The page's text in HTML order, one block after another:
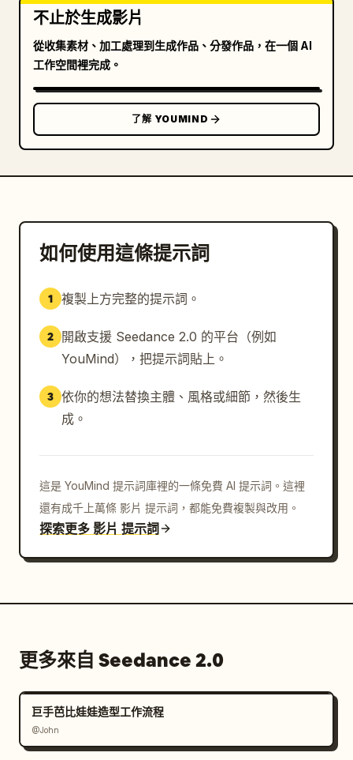
不止於生成影片
從收集素材、加工處理到生成作品、分發作品，在一個 AI
工作空間裡完成。
了解 YOUMIND
如何使用這條提示詞
1 複製上方完整的提示詞。
2
開啟支援 Seedance 2.0 的平台（例如
YouMind），把提示詞貼上。
3 依你的想法替換主體、風格或細節，然後生
成。
這是 YouMind 提示詞庫裡的一條免費 AI 提示詞。這裡
還有成千上萬條 影片 提示詞，都能免費複製與改用。
探索更多 影片 提示詞
更多來自 Seedance 2.0
巨手芭比娃娃造型工作流程
@John